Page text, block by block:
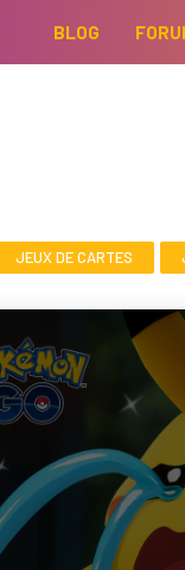
BLOG
JEUX DE CARTES